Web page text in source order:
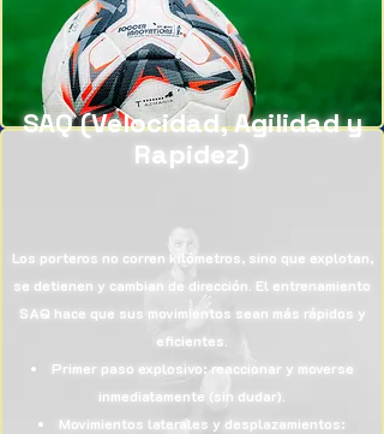
SAQ (Velocidad, Agilidad y
Rapidez)
Los porteros no corren kilómetros, sino que explotan,
se detienen y cambian de dirección. El entrenamiento
SAQ hace que sus movimientos sean más rápidos y
eficientes.
Primer paso explosivo: reaccionar y moverse
inmediatamente (sin dudar).
Movimientos laterales y desplazamientos: